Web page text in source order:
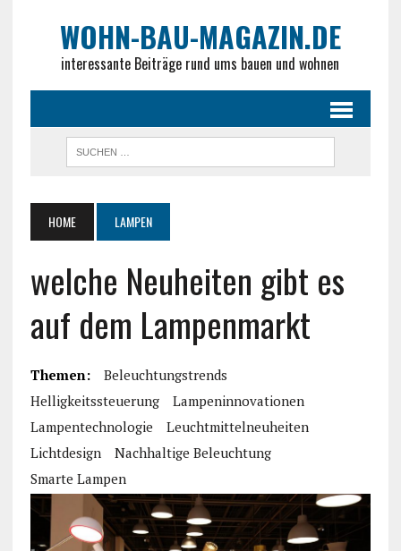
WOHN-BAU-MAGAZIN.DE
interessante Beiträge rund ums bauen und wohnen
HOME LAMPEN
welche Neuheiten gibt es
auf dem Lampenmarkt
Themen:
Beleuchtungstrends
Helligkeitssteuerung
Lampeninnovationen
Lampentechnologie
Leuchtmittelneuheiten
Lichtdesign
Nachhaltige Beleuchtung
Smarte Lampen